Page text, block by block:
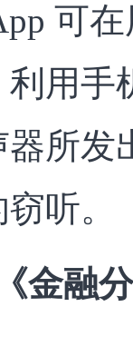
可
用手
所发
听。
金融